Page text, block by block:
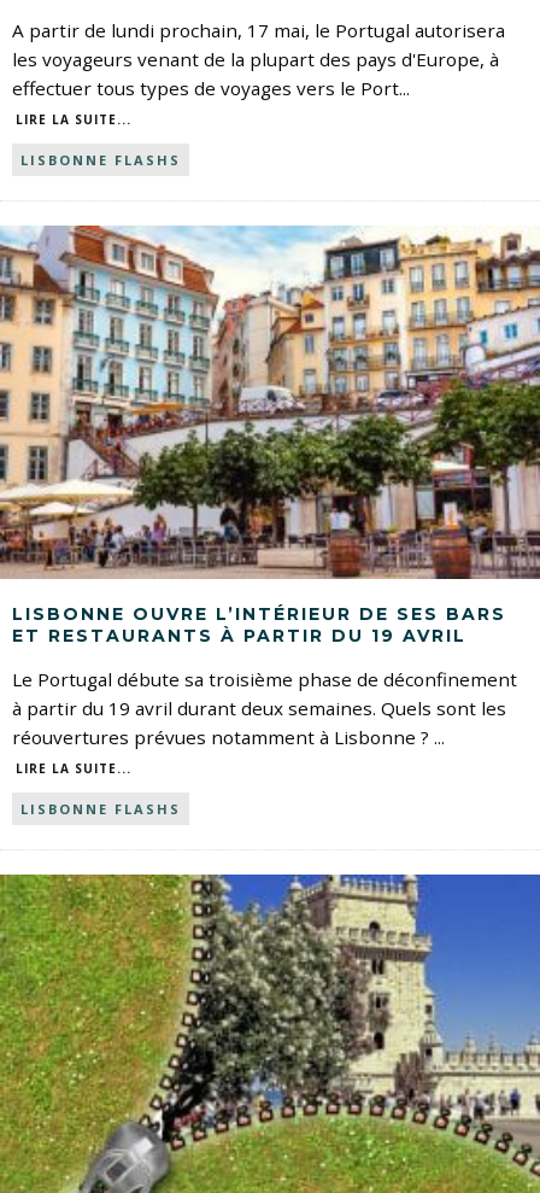
A partir de lundi prochain, 17 mai, le Portugal autorisera
les voyageurs venant de la plupart des pays d'Europe, à
effectuer tous types de voyages vers le Port...
LIRE LA SUITE...
LISBONNE FLASHS
LISBONNE OUVRE L’INTÉRIEUR DE SES BARS
ET RESTAURANTS À PARTIR DU 19 AVRIL
Le Portugal débute sa troisième phase de déconfinement
à partir du 19 avril durant deux semaines. Quels sont les
réouvertures prévues notamment à Lisbonne ? ...
LIRE LA SUITE...
LISBONNE FLASHS